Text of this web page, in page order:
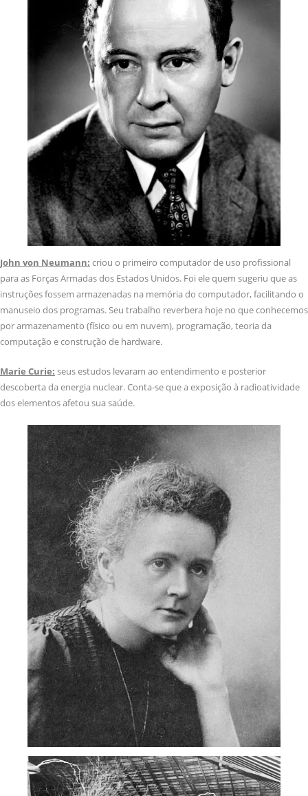
John von Neumann: criou o primeiro computador de uso profissional
para as Forças Armadas dos Estados Unidos. Foi ele quem sugeriu que as
instruções fossem armazenadas na memória do computador, facilitando o
manuseio dos programas. Seu trabalho reverbera hoje no que conhecemos
por armazenamento (físico ou em nuvem), programação, teoria da
computação e construção de hardware.
Marie Curie: seus estudos levaram ao entendimento e posterior
descoberta da energia nuclear. Conta-se que a exposição à radioatividade
dos elementos afetou sua saúde.